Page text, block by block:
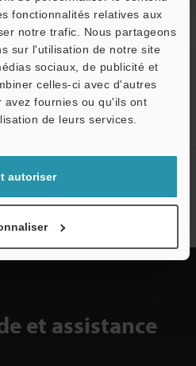
fonctionnalités relatives aux
notre trafic. Nous partageons
sur l'utilisation de notre site
sociaux, de publicité et
celles-ci avec d'autres
avez fournies ou qu'ils ont
de leurs services.
autoriser
de la déformation de bandes TAB
et assistance